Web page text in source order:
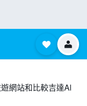
網站和比較吉達Al